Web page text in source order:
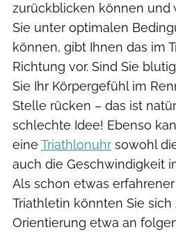
zurückblicken können und
Sie unter optimalen
können, gibt Ihnen das im
Richtung vor. Sind Sie
Sie Ihr Körpergefühl im
Stelle rücken – das ist
schlechte Idee! Ebenso
eine Triathlonuhr sowohl
auch die Geschwindigkeit
Als schon etwas
Triathletin könnten Sie sich
Orientierung etwa an